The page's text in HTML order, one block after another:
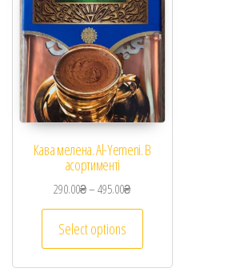
Кава мелена. Al-Yemeni. В
асортименті
290.00₴–495.00₴
Select options